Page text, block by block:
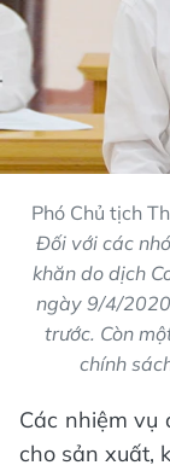
Phó Chủ tịch
Đối với các
khăn do dịch
ngày 9/4/
trước. Còn
chính
Các nhiệm vụ
cho sản xuất,